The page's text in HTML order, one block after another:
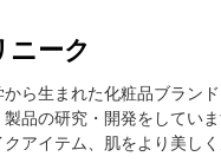
ニーク
から生まれた化粧品ブラン
製品の研究・開発をしてい
クアイテム、肌をより美し